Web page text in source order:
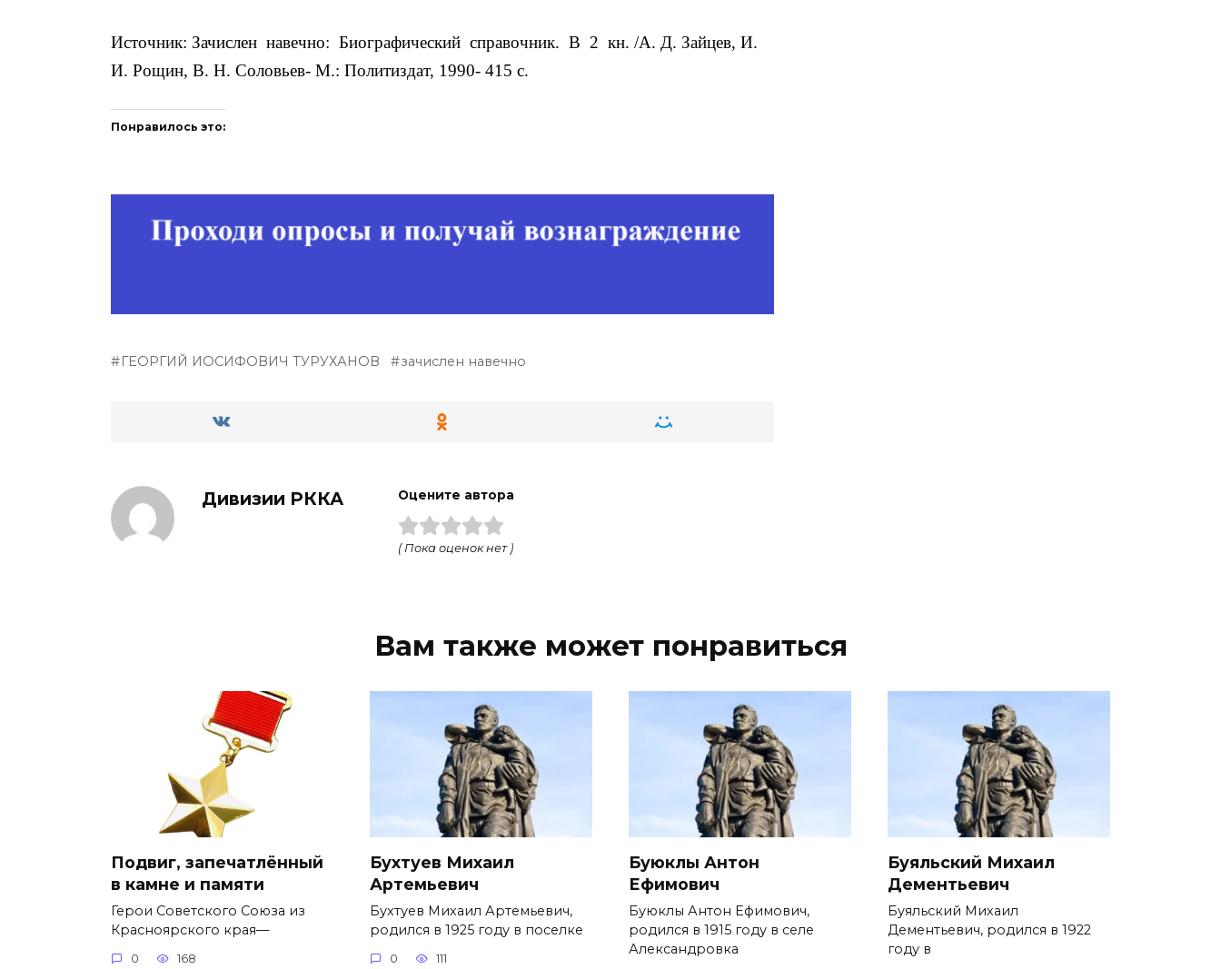
Источник: Зачислен навечно: Биографический справочник. В 2 кн. /А. Д. Зайцев, И.
И. Рощин, В. Н. Соловьев- М.: Политиздат, 1990- 415 с.
Понравилось это:
ГЕОРГИЙ ИОСИФОВИЧ ТУРУХАНОВ зачислен навечно
Дивизии РККА Оцените автора
( Пока оценок нет )
Вам также может понравиться
Подвиг, запечатлённый
в камне и памяти
Герои Советского Союза из
Красноярского края—
0 168
Бухтуев Михаил
Артемьевич
Бухтуев Михаил Артемьевич,
родился в 1925 году в поселке
0 111
Буюклы Антон
Ефимович
Буюклы Антон Ефимович,
родился в 1915 году в селе
Александровка
Буяльский Михаил
Дементьевич
Буяльский Михаил
Дементьевич, родился в 1922
году в